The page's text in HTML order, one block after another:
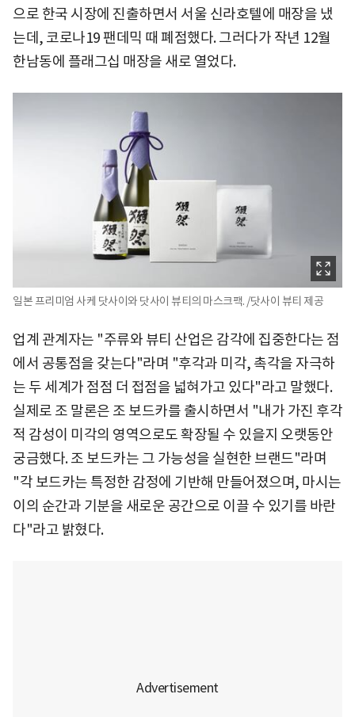
으로 한국 시장에 진출하면서 서울 신라호텔에 매장을 냈
는데, 코로나19 팬데믹 때 폐점했다. 그러다가 작년 12월
한남동에 플래그십 매장을 새로 열었다.
일본 프리미엄 사케 닷사이와 닷사이 뷰티의 마스크팩. /닷사이 뷰티 제공
업계 관계자는 "주류와 뷰티 산업은 감각에 집중한다는 점
에서 공통점을 갖는다"라며 "후각과 미각, 촉각을 자극하
는 두 세계가 점점 더 접점을 넓혀가고 있다"라고 말했다.
실제로 조 말론은 조 보드카를 출시하면서 "내가 가진 후각
적 감성이 미각의 영역으로도 확장될 수 있을지 오랫동안
궁금했다. 조 보드카는 그 가능성을 실현한 브랜드"라며
"각 보드카는 특정한 감정에 기반해 만들어졌으며, 마시는
이의 순간과 기분을 새로운 공간으로 이끌 수 있기를 바란
다"라고 밝혔다.